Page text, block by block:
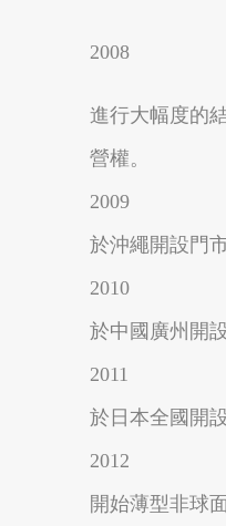
2008
進行大幅度的
營權。
2009
於沖繩開設門
2010
於中國廣州開
2011
於日本全國開
2012
開始薄型非球